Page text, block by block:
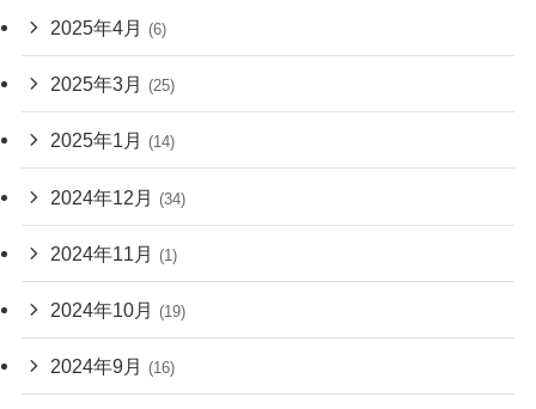
2025年4月 (6)
2025年3月 (25)
2025年1月 (14)
2024年12月 (34)
2024年11月 (1)
2024年10月 (19)
2024年9月 (16)